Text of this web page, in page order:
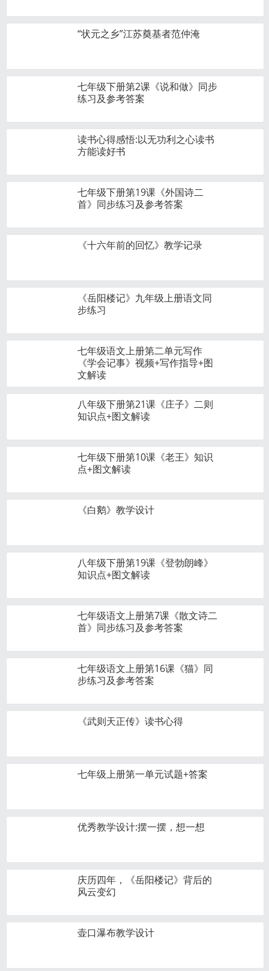
“状元之乡”江苏奠基者范仲淹
七年级下册第2课《说和做》同步
练习及参考答案
读书心得感悟:以无功利之心读书
方能读好书
七年级下册第19课《外国诗二
首》同步练习及参考答案
《十六年前的回忆》教学记录
《岳阳楼记》九年级上册语文同
步练习
七年级语文上册第二单元写作
《学会记事》视频+写作指导+图
文解读
八年级下册第21课《庄子》二则
知识点+图文解读
七年级下册第10课《老王》知识
点+图文解读
《白鹅》教学设计
八年级下册第19课《登勃朗峰》
知识点+图文解读
七年级语文上册第7课《散文诗二
首》同步练习及参考答案
七年级语文上册第16课《猫》同
步练习及参考答案
《武则天正传》读书心得
七年级上册第一单元试题+答案
优秀教学设计:摆一摆，想一想
庆历四年，《岳阳楼记》背后的
风云变幻
壶口瀑布教学设计